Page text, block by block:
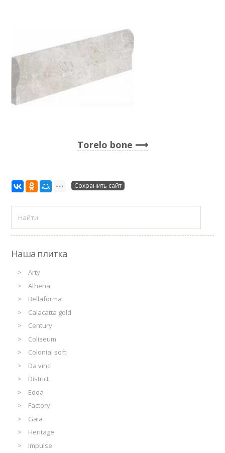
Torelo bone
Сохранить сайт
Наша плитка
Arty
Athena
Bellaforma
Calacatta gold
Century
Coliseum
Colonial soft
Da vinci
District
Edda
Factory
Gaia
Heritage
Impulse